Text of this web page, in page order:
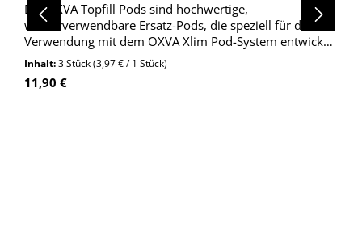
Die OXVA Topfill Pods sind hochwertige,
wiederverwendbare Ersatz-Pods, die speziell für die
Verwendung mit dem OXVA Xlim Pod-System entwickelt
wurden. Die Pods verfügen über ein praktisches Top-
Fill-Design, das ein einfaches und sauberes Befüllen
ermöglic
Inhalt:3 Stück(3,97 € / 1 Stück)
Regulärer Preis:
11,90 €